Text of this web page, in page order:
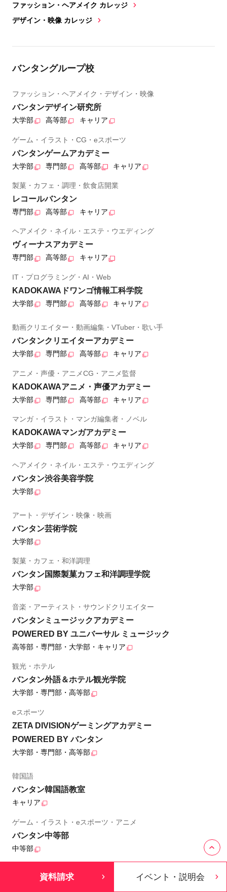
ファッション・ヘアメイク カレッジ
デザイン・映像 カレッジ
バンタングループ校
ファッション・ヘアメイク・デザイン・映像
バンタンデザイン研究所
大学部 高等部 キャリア
ゲーム・イラスト・CG・eスポーツ
バンタンゲームアカデミー
大学部 専門部 高等部 キャリア
製菓・カフェ・調理・飲食店開業
レコールバンタン
専門部 高等部 キャリア
ヘアメイク・ネイル・エステ・ウエディング
ヴィーナスアカデミー
専門部 高等部 キャリア
IT・プログラミング・AI・Web
KADOKAWAドワンゴ情報工科学院
大学部 専門部 高等部 キャリア
動画クリエイター・動画編集・VTuber・歌い手
バンタンクリエイターアカデミー
大学部 専門部 高等部 キャリア
アニメ・声優・アニメCG・アニメ監督
KADOKAWAアニメ・声優アカデミー
大学部 専門部 高等部 キャリア
マンガ・イラスト・マンガ編集者・ノベル
KADOKAWAマンガアカデミー
大学部 専門部 高等部 キャリア
ヘアメイク・ネイル・エステ・ウエディング
バンタン渋谷美容学院
大学部
アート・デザイン・映像・映画
バンタン芸術学院
大学部
製菓・カフェ・和洋調理
バンタン国際製菓カフェ和洋調理学院
大学部
音楽・アーティスト・サウンドクリエイター
バンタンミュージックアカデミー
POWERED BY ユニバーサル ミュージック
高等部・専門部・大学部・キャリア
観光・ホテル
バンタン外語＆ホテル観光学院
大学部・専門部・高等部
eスポーツ
ZETA DIVISIONゲーミングアカデミー
POWERED BY バンタン
大学部・専門部・高等部
韓国語
バンタン韓国語教室
キャリア
ゲーム・イラスト・eスポーツ・アニメ
バンタン中等部
中等部
資料請求 イベント・説明会